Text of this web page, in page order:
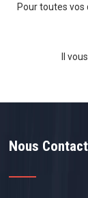
Pour toutes
Il
Nous